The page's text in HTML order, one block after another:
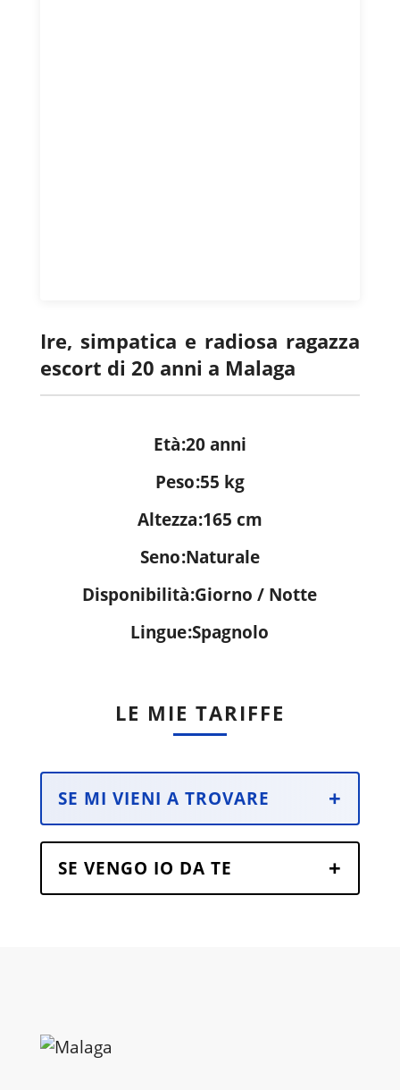
Ire, simpatica e radiosa ragazza
escort di 20 anni a Malaga
Età 20 anni
Peso 55 kg
Altezza 165 cm
Seno Naturale
Disponibilità Giorno / Notte
Lingue Spagnolo
LE MIE TARIFFE
SE MI VIENI A TROVARE
SE VENGO IO DA TE